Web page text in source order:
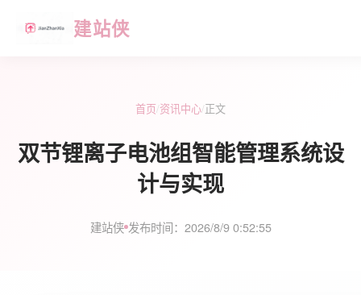
建站侠
首页/资讯中心/正文
双节锂离子电池组智能管理系统设
计与实现
建站侠 发布时间：2026/8/9 0:52:55